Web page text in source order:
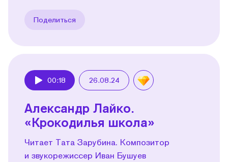
Поделиться
00:18 26.08.24
Александр Лайко.
«Крокодилья школа»
Читает Тата Зарубина. Композитор
и звукорежиссер Иван Бушуев